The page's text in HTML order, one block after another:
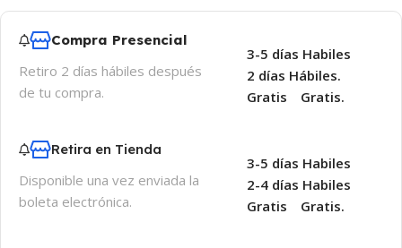
Compra Presencial
Retiro 2 días hábiles después
de tu compra.
3-5 días Habiles
2 días Hábiles.
Gratis
Gratis.
Retira en Tienda
Disponible una vez enviada la
boleta electrónica.
3-5 días Habiles
2-4 días Habiles
Gratis
Gratis.